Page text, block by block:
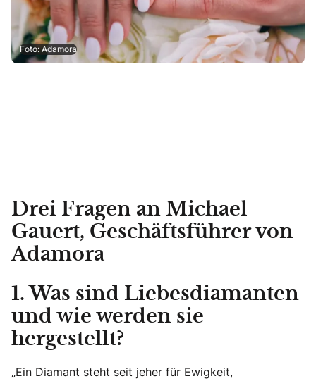
Foto: Adamora
Drei Fragen an Michael
Gauert, Geschäftsführer von
Adamora
1. Was sind Liebesdiamanten
und wie werden sie
hergestellt?
„Ein Diamant steht seit jeher für Ewigkeit,